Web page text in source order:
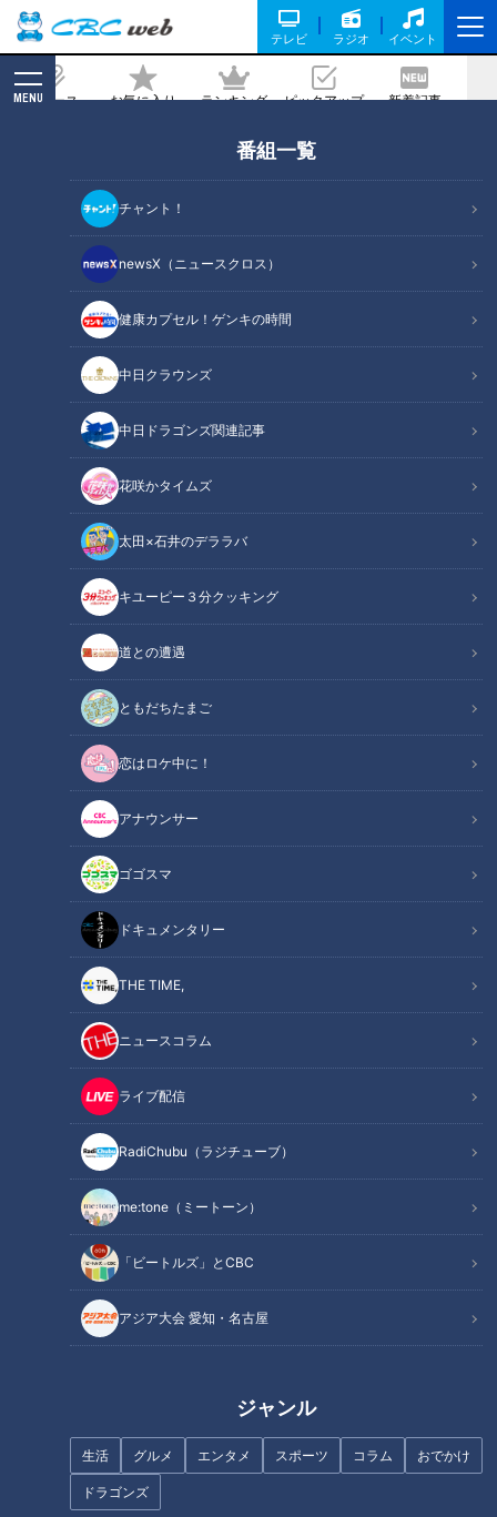
テレビ ラジオ イベント
ニュース お気に入り ランキング ピックアップ 新着記事
MENU
番組一覧
チャント！
newsX（ニュースクロス）
健康カプセル！ゲンキの時間
中日クラウンズ
中日ドラゴンズ関連記事
花咲かタイムズ
太田×石井のデララバ
キユーピー３分クッキング
道との遭遇
ともだちたまご
恋はロケ中に！
アナウンサー
ゴゴスマ
ドキュメンタリー
THE TIME,
ニュースコラム
ライブ配信
RadiChubu（ラジチューブ）
me:tone（ミートーン）
「ビートルズ」とCBC
アジア大会 愛知・名古屋
ジャンル
生活 グルメ エンタメ スポーツ コラム おでかけ
ドラゴンズ
2026/04/20 06:04
RadiChubu（ラジチューブ）
北野誠のズバリ
ニセ警察官、投資サギなど、いろいろな詐欺を取り上げてきた
ＣＢＣラジオ『北野誠のズバリ』。先日パーソナリティの北野
誠は、番組イベントで会った警察関係者から「これだけしっか
りと詐欺の啓蒙をしている番組はない」と褒められたそう。
「もうすぐ一日警察署長になると思います（笑）」と報告しま
した。4月17日の放送では詐欺の手口を報告する投稿を、北野
と氏田朋子が紹介します。
関連リンク
懸賞サギ
e-Taxからのメール
年金事務所からのメール
警察官と名乗られ…
逮捕状サギ
自転車青切符サギ
オススメ関連コンテンツ
懸賞サギ
「懸賞好きな私。Xで当落3名に上がってきたので、当選にア
クセスしたら、まずPayPay300円はすぐもらえました。その
後、ミッション参加者のふるさと納税をスクショクリアで
1500円。
次はLINEグループ作り3人で協力し最高2万円。LINEグループ
を早速始めようとした方がいましたが、PayPayはすぐもらえ
たので怪しい感じがして、『怪しいのでやめます』とLINEし
た途端ブロックされました」（Aさん）
北野「これは釣りですから」
こういう手口の詐欺は昔からあります。それがオンラインに変